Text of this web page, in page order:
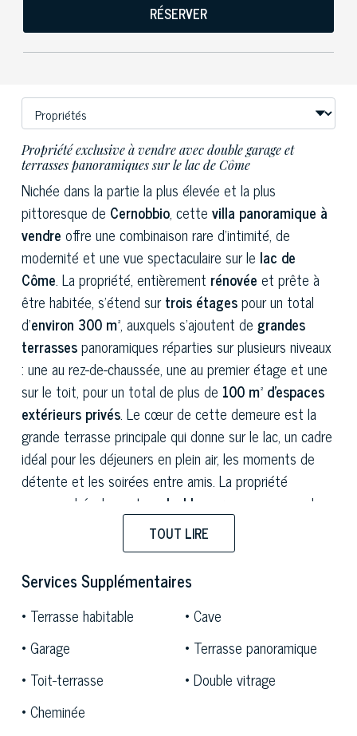
RÉSERVER
Propriété exclusive à vendre avec double garage et
terrasses panoramiques sur le lac de Côme
Nichée dans la partie la plus élevée et la plus
pittoresque de Cernobbio, cette villa panoramique à
vendre offre une combinaison rare d'intimité, de
modernité et une vue spectaculaire sur le lac de
Côme. La propriété, entièrement rénovée et prête à
être habitée, s'étend surtrois étagespour un total
d'environ 300 m², auxquels s'ajoutent de grandes
terrassespanoramiques réparties sur plusieurs niveaux
: une au rez-de-chaussée, une au premier étage et une
sur le toit, pour un total de plus de 100 m² d'espaces
extérieurs privés. Le cœur de cette demeure est la
grande terrasse principale qui donne sur le lac, un cadre
idéal pour les déjeuners en plein air, les moments de
détente et les soirées entre amis. La propriété
comprend également un
double garage
, la
climatisation dans toutes les pièces, une
la possibilité d'installer une piscine sur le toit.
Située dans un emplacement privilégié et ensoleillé,
cette
résidence exclusive
domine le paysage
environnant, offrant une
vue imprenable sur le lac
une atmosphère intime et détendue. Le quartier,
plongé dans la verdure et le calme, est parfait pour
ceux qui recherchent la tranquillité sans renoncer au
confort des services. Le centre renommé de
TOUT LIRE
Services Supplémentaires
Terrasse habitable
Cave
Garage
Terrasse panoramique
Toit-terrasse
Double vitrage
Cheminée